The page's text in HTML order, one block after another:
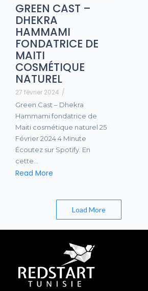
GREEN CAST –
DHEKRA
HAMMAMI
FONDATRICE DE
MAITI
COSMÉTIQUE
NATUREL
27 février 2024 /
Green Cast – Dhekra
Hammami fondatrice de
Maiti cosmétique naturel 25
Février 2024 4 Minute
Écoutez sur Spotify. En
cette…
Read More
Load More